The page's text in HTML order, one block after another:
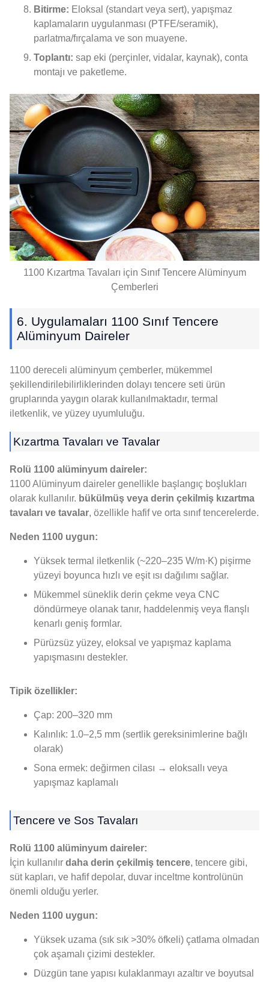
Bitirme: Eloksal (standart veya sert), yapışmaz
kaplamaların uygulanması (PTFE/seramik),
parlatma/fırçalama ve son muayene.
Toplantı: sap eki (perçinler, vidalar, kaynak), conta
montajı ve paketleme.
1100 Kızartma Tavaları için Sınıf Tencere Alüminyum
Çemberleri
6. Uygulamaları 1100 Sınıf Tencere
Alüminyum Daireler
1100 dereceli alüminyum çemberler, mükemmel
şekillendirilebilirliklerinden dolayı tencere seti ürün
gruplarında yaygın olarak kullanılmaktadır, termal
iletkenlik, ve yüzey uyumluluğu.
Kızartma Tavaları ve Tavalar
Rolü 1100 alüminyum daireler:
1100 Alüminyum daireler genellikle başlangıç ​​boşlukları
olarak kullanılır. bükülmüş veya derin çekilmiş kızartma
tavaları ve tavalar, özellikle hafif ve orta sınıf tencerelerde.
Neden 1100 uygun:
Yüksek termal iletkenlik (~220–235 W/m·K) pişirme
yüzeyi boyunca hızlı ve eşit ısı dağılımı sağlar.
Mükemmel süneklik derin çekme veya CNC
döndürmeye olanak tanır, haddelenmiş veya flanşlı
kenarlı geniş formlar.
Pürüzsüz yüzey, eloksal ve yapışmaz kaplama
yapışmasını destekler.
Tipik özellikler:
Çap: 200–320 mm
Kalınlık: 1.0–2,5 mm (sertlik gereksinimlerine bağlı
olarak)
Sona ermek: değirmen cilası → eloksallı veya
yapışmaz kaplamalı
Tencere ve Sos Tavaları
Rolü 1100 alüminyum daireler:
İçin kullanılır daha derin çekilmiş tencere, tencere gibi,
süt kapları, ve hafif depolar, duvar inceltme kontrolünün
önemli olduğu yerler.
Neden 1100 uygun:
Yüksek uzama (sık sık >30% öfkeli) çatlama olmadan
çok aşamalı çizimi destekler.
Düzgün tane yapısı kulaklanmayı azaltır ve boyutsal